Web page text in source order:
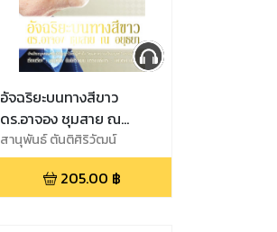
อัจฉริยะบนทางสีขาว
ดร.อาจอง ชุมสาย ณ
อยุธยา (หนังสือเสียง)
สานุพันธ์ ตันติศิริวัฒน์
205.00 ฿